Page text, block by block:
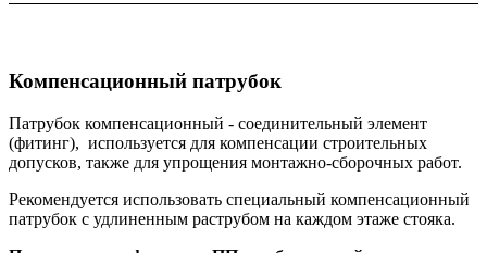
Компенсационный патрубок
Патрубок компенсационный - соединительный элемент
(фитинг), используется для компенсации строительных
допусков, также для упрощения монтажно-сборочных работ.
Рекомендуется использовать специальный компенсационный
патрубок с удлиненным раструбом на каждом этаже стояка.